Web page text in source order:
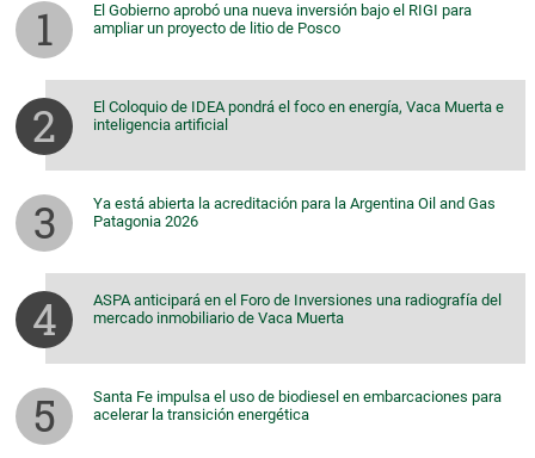
El Gobierno aprobó una nueva inversión bajo el RIGI para
ampliar un proyecto de litio de Posco
El Coloquio de IDEA pondrá el foco en energía, Vaca Muerta e
inteligencia artificial
Ya está abierta la acreditación para la Argentina Oil and Gas
Patagonia 2026
ASPA anticipará en el Foro de Inversiones una radiografía del
mercado inmobiliario de Vaca Muerta
Santa Fe impulsa el uso de biodiesel en embarcaciones para
acelerar la transición energética